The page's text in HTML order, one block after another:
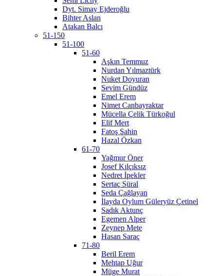
Dyt. Simay Ejderoğlu
Bihter Aslan
Atakan Balcı
51-150
51-100
51-60
Aşkın Temmuz
Nurdan Yılmaztürk
Nuket Doyuran
Sevim Gündüz
Emel Erem
Nimet Canbayraktar
Mücella Çelik Türkoğul
Elif Mert
Fatoş Şahin
Hazal Özkan
61-70
Yağmur Öner
Josef Kılçıksız
Nedret İpekler
Sertaç Süral
Seda Çağlayan
İlayda Oylum Güleryüz Çetinel
Sadık Aktunç
Egemen Alper
Zeynep Mete
Hasan Saraç
71-80
Beril Erem
Mehtap Uğur
Müge Murat